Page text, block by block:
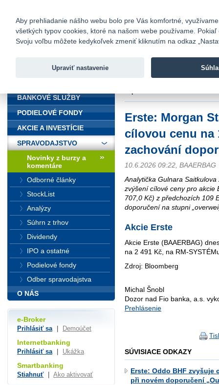
Fio banka
Fio banka
Erste: Morgan
cílovou cenu na
zachování
10.6.2026 09:22, BAAERBAG
Analytička Gulnara
zvýšení cílové ceny pro akcie
707,0 Kč) z předchozích 109
doporučení na stupni
Akcie Erste
Akcie Erste (BAAERBAG)
na 2 491 Kč, na RM-
Zdroj: Bloomberg
Michal Šnobl
Dozor nad Fio banka, a.s.
Prehlásenie
SÚVISIACE ODKAZY
Erste: Oddo BHF zvyšuje
při novém doporučení
BANKOVÉ SLUŽBY
PODIELOVÉ FONDY
AKCIE A INVESTÍCIE
SPRAVODAJSTVO
Novinky z burzy a
komentáre
Odborné články
StockList
Analýzy
Súhrn z trhov
Dividendy
IPO a ostatné
Podielové fondy
Odber spravodajstva
O NÁS
e-Broker
Prihlásiť sa Demoúčet
Internetbanking
Prihlásiť sa Ukážka
Smartbanking
Stiahnuť Ako aktivovať
Aby prehliadanie nášho webu bolo pre Vás komfortné,
všetkých typov cookies, ktoré na našom webe používame.
Svoju voľbu môžete kedykoľvek zmeniť kliknutím na odkaz
Upraviť nastavenie